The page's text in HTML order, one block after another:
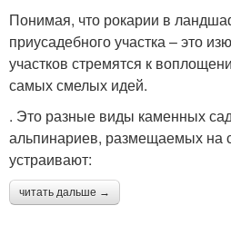
Понимая, что рокарии в
приусадебного участка – это
участков стремятся к
самых смелых идей.
. Это разные виды каменных
альпинариев, размещаемых на
устраивают:
читать дальше →